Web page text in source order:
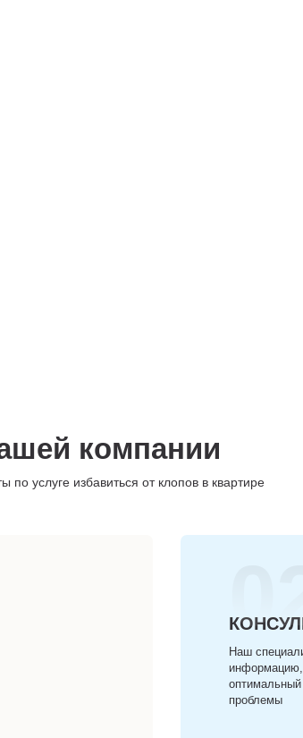
компании
по услуге избавиться от клопов в квартире
Наш
проблемы